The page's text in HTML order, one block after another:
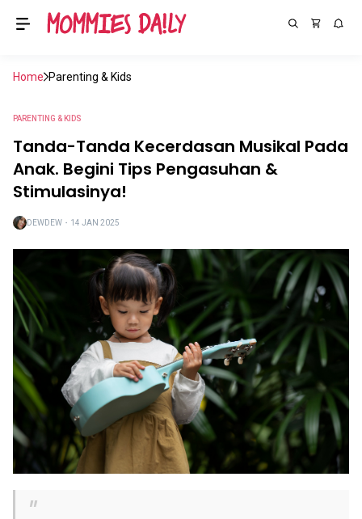
Home Parenting & Kids
PARENTING & KIDS
Tanda-Tanda Kecerdasan Musikal Pada
Anak. Begini Tips Pengasuhan &
Stimulasinya!
DEWDEW ・ 14 JAN 2025